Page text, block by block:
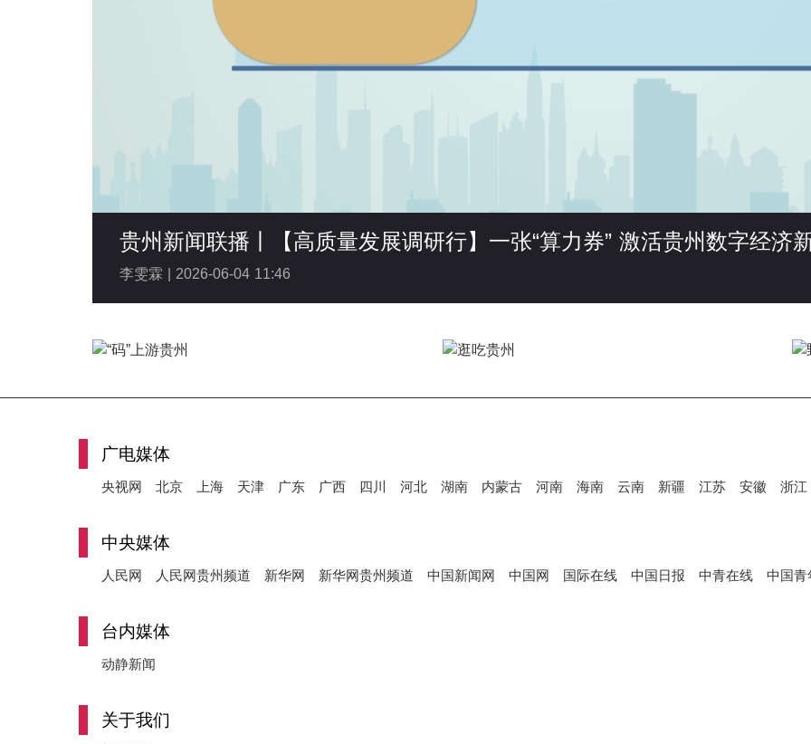
l
y
i
d
e
贵州新闻联播丨【高质量发展调研行】一张“算力券” 激活贵州数字经济
李雯霖 | 2026-06-04 11:46
广电媒体
央视网 北京 上海 天津 广东 广西 四川 河北 湖南 内蒙古 河南 海南 云南 新疆 江苏 安徽 浙江
中央媒体
人民网 人民网贵州频道 新华网 新华网贵州频道 中国新闻网 中国网 国际在线 中国日报 中青在线 中国青
台内媒体
动静新闻
关于我们